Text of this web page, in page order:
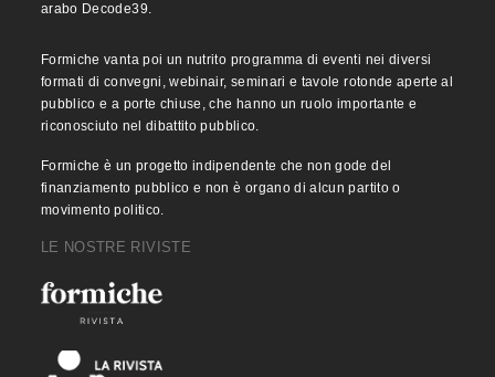
arabo Decode39.
Formiche vanta poi un nutrito programma di eventi nei diversi
formati di convegni, webinair, seminari e tavole rotonde aperte al
pubblico e a porte chiuse, che hanno un ruolo importante e
riconosciuto nel dibattito pubblico.
Formiche è un progetto indipendente che non gode del
finanziamento pubblico e non è organo di alcun partito o
movimento politico.
LE NOSTRE RIVISTE